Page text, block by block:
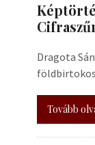
Dragota
Tovább